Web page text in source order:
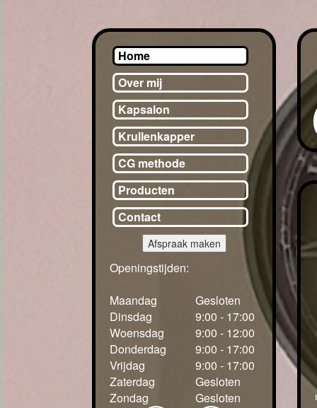
Home
Over mij
Kapsalon
Krullenkapper
CG methode
Producten
Contact
Afspraak maken
Openingstijden:
Maandag
Gesloten
Dinsdag
9:00 - 17:00
Woensdag
9:00 - 12:00
Donderdag
9:00 - 17:00
Vrijdag
9:00 - 17:00
Zaterdag
Gesloten
Zondag
Gesloten